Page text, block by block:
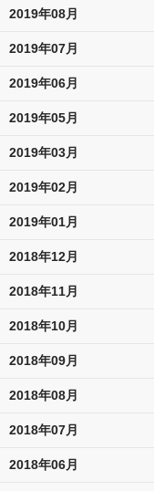
2019年08月
2019年07月
2019年06月
2019年05月
2019年03月
2019年02月
2019年01月
2018年12月
2018年11月
2018年10月
2018年09月
2018年08月
2018年07月
2018年06月